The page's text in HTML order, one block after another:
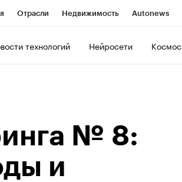
Отрасли Недвижимость Autonews
технологий Нейросети Космос
№ 8:
и